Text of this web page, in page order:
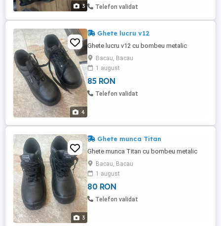
3 Telefon validat
4
Ghete lucru v12
Ghete lucru v12 cu bombeu metalic
Bacau, Bacau
1 august
85 RON
Telefon validat
3
Ghete munca Titan
Ghete munca Titan cu bombeu metalic
Bacau, Bacau
1 august
80 RON
Telefon validat